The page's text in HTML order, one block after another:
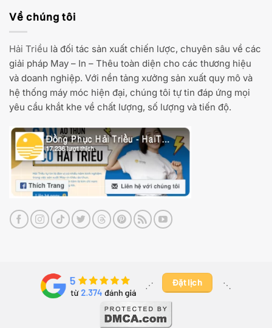
Về chúng tôi
Hải Triều là đối tác sản xuất chiến lược, chuyên sâu về các
giải pháp May – In – Thêu toàn diện cho các thương hiệu
và doanh nghiệp. Với nền tảng xưởng sản xuất quy mô và
hệ thống máy móc hiện đại, chúng tôi tự tin đáp ứng mọi
yêu cầu khắt khe về chất lượng, số lượng và tiến độ.
⋰ ​ Đặt lịch ⋱